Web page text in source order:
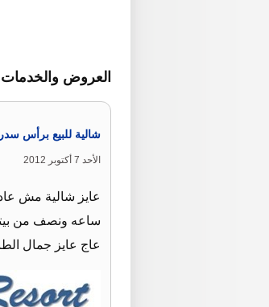
العروض والخدمات
شالية للبيع برأس
الأحد 7 أكتوبر 2012
عايز شالية مش
ساعه ونصف من
عاج عايز جمال